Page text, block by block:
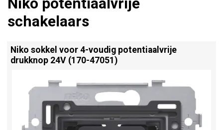
schakelaars
Niko sokkel voor 4-voudig potentiaalvrije
drukknop 24V (170-47051)